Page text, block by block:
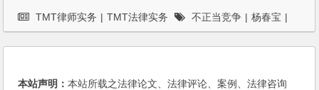
TMT律师实务 | TMT法律实务 不正当竞争 | 杨春宝 |
本站声明：本站所载之法律论文、法律评论、案例、法律咨询